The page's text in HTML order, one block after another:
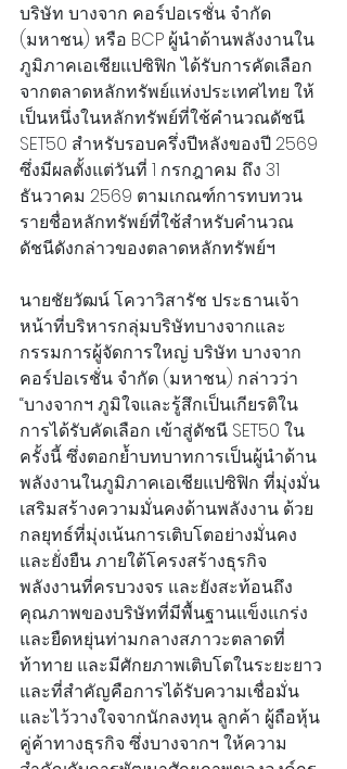
บริษัท บางจาก คอร์ปอเรชั่น จำกัด
(มหาชน) หรือ BCP ผู้นำด้านพลังงานใน
ภูมิภาคเอเชียแปซิฟิก ได้รับการคัดเลือก
จากตลาดหลักทรัพย์แห่งประเทศไทย ให้
เป็นหนึ่งในหลักทรัพย์ที่ใช้คำนวณดัชนี
SET50 สำหรับรอบครึ่งปีหลังของปี 2569
ซึ่งมีผลตั้งแต่วันที่ 1 กรกฎาคม ถึง 31
ธันวาคม 2569 ตามเกณฑ์การทบทวน
รายชื่อหลักทรัพย์ที่ใช้สำหรับคำนวณ
ดัชนีดังกล่าวของตลาดหลักทรัพย์ฯ
นายชัยวัฒน์ โควาวิสารัช ประธานเจ้า
หน้าที่บริหารกลุ่มบริษัทบางจากและ
กรรมการผู้จัดการใหญ่ บริษัท บางจาก
คอร์ปอเรชั่น จำกัด (มหาชน) กล่าวว่า
“บางจากฯ ภูมิใจและรู้สึกเป็นเกียรติใน
การได้รับคัดเลือก เข้าสู่ดัชนี SET50 ใน
ครั้งนี้ ซึ่งตอกย้ำบทบาทการเป็นผู้นำด้าน
พลังงานในภูมิภาคเอเชียแปซิฟิก ที่มุ่งมั่น
เสริมสร้างความมั่นคงด้านพลังงาน ด้วย
กลยุทธ์ที่มุ่งเน้นการเติบโตอย่างมั่นคง
และยั่งยืน ภายใต้โครงสร้างธุรกิจ
พลังงานที่ครบวงจร และยังสะท้อนถึง
คุณภาพของบริษัทที่มีพื้นฐานแข็งแกร่ง
และยืดหยุ่นท่ามกลางสภาวะตลาดที่
ท้าทาย และมีศักยภาพเติบโตในระยะยาว
และที่สำคัญคือการได้รับความเชื่อมั่น
และไว้วางใจจากนักลงทุน ลูกค้า ผู้ถือหุ้น
คู่ค้าทางธุรกิจ ซึ่งบางจากฯ ให้ความ